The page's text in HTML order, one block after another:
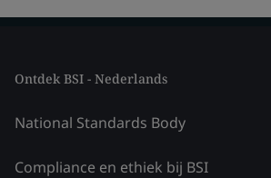
Ontdek BSI - Nederlands
National Standards Body
Compliance en ethiek bij BSI